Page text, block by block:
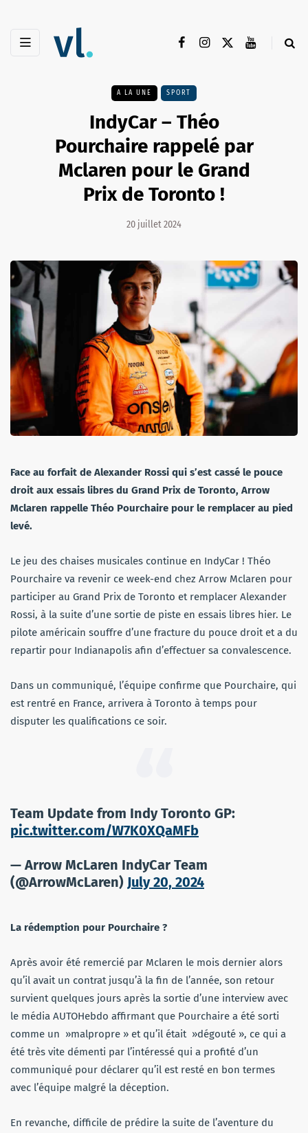
A LA UNE SPORT
IndyCar – Théo
Pourchaire rappelé par
Mclaren pour le Grand
Prix de Toronto !
20 juillet 2024
Face au forfait de Alexander Rossi qui s’est cassé le pouce
droit aux essais libres du Grand Prix de Toronto, Arrow
Mclaren rappelle Théo Pourchaire pour le remplacer au pied
levé.
Le jeu des chaises musicales continue en IndyCar ! Théo
Pourchaire va revenir ce week-end chez Arrow Mclaren pour
participer au Grand Prix de Toronto et remplacer Alexander
Rossi, à la suite d’une sortie de piste en essais libres hier. Le
pilote américain souffre d’une fracture du pouce droit et a du
repartir pour Indianapolis afin d’effectuer sa convalescence.
Dans un communiqué, l’équipe confirme que Pourchaire, qui
est rentré en France, arrivera à Toronto à temps pour
disputer les qualifications ce soir.
Team Update from Indy Toronto GP:
pic.twitter.com/W7K0XQaMFb
— Arrow McLaren IndyCar Team
(@ArrowMcLaren) July 20, 2024
La rédemption pour Pourchaire ?
Après avoir été remercié par Mclaren le mois dernier alors
qu’il avait un contrat jusqu’à la fin de l’année, son retour
survient quelques jours après la sortie d’une interview avec
le média AUTOHebdo affirmant que Pourchaire a été sorti
comme un »malpropre » et qu’il était »dégouté », ce qui a
été très vite démenti par l’intéressé qui a profité d’un
communiqué pour déclarer qu’il est resté en bon termes
avec l’équipe malgré la déception.
En revanche, difficile de prédire la suite de l’aventure du